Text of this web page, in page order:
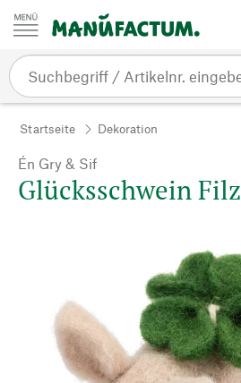
Zum Inhalt springen
Startseite Dekoration
Én Gry & Sif
Glücksschwein Filz